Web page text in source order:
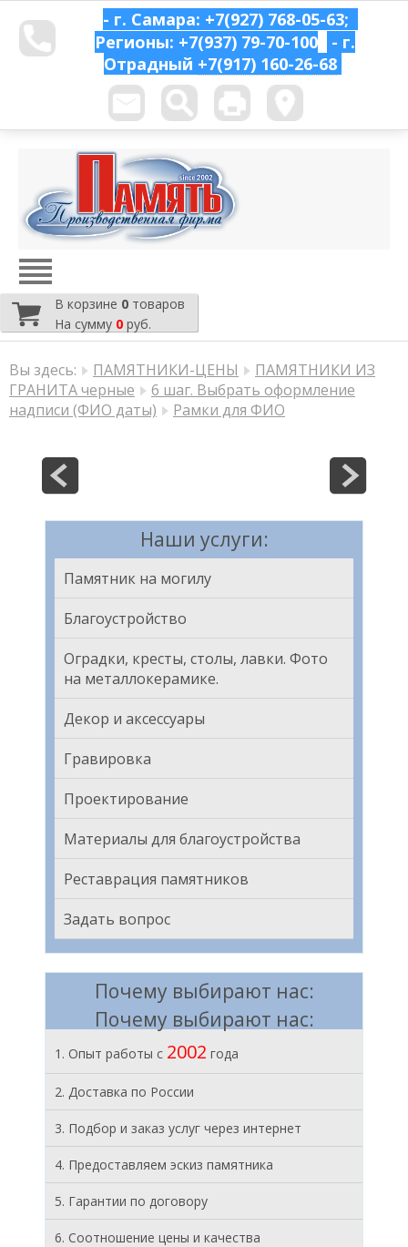
- г. Самара: +7(927) 768-05-63;
Регионы: +7(937) 79-70-100
- г.
Отрадный +7(917) 160-26-68
В корзине 0 товаров
На сумму 0 руб.
Вы здесь: ПАМЯТНИКИ-ЦЕНЫ
ПАМЯТНИКИ ИЗ
ГРАНИТА черные
6 шаг. Выбрать оформление
надписи (ФИО даты)
Рамки для ФИО
Наши услуги:
Памятник на могилу
Благоустройство
Оградки, кресты, столы, лавки. Фото
на металлокерамике.
Декор и аксессуары
Гравировка
Проектирование
Материалы для благоустройства
Реставрация памятников
Задать вопрос
Почему выбирают нас:
Почему выбирают нас:
1. Опыт работы с 2002 года
2. Доставка по России
3. Подбор и заказ услуг через интернет
4. Предоставляем эскиз памятника
5. Гарантии по договору
6. Соотношение цены и качества